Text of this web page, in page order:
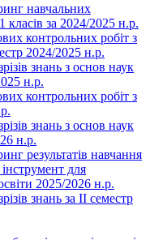
навчальних
класів за 2024/2025 н.р.
контрольних робіт з
2024/2025 н.р.
знань з основ наук
н.р.
контрольних робіт з
знань з основ наук
н.р.
результатів навчання
для
2025/2026 н.р.
знань за ІІ семестр